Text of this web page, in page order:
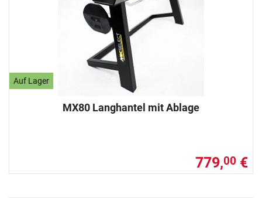
Auf Lager
MX80 Langhantel mit Ablage
779,00 €